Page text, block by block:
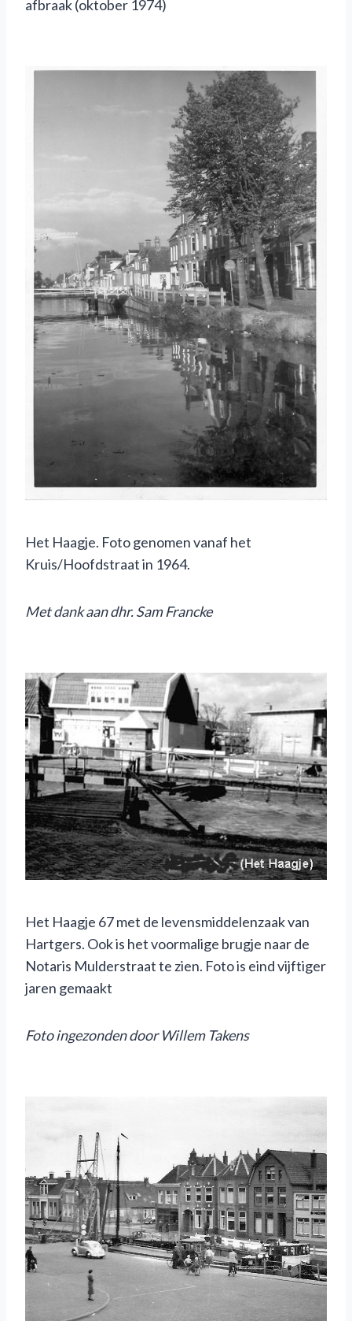
afbraak (oktober 1974)
Het Haagje. Foto genomen vanaf het
Kruis/Hoofdstraat in 1964.
Met dank aan dhr. Sam Francke
Het Haagje 67 met de levensmiddelenzaak van
Hartgers. Ook is het voormalige brugje naar de
Notaris Mulderstraat te zien. Foto is eind vijftiger
jaren gemaakt
Foto ingezonden door Willem Takens